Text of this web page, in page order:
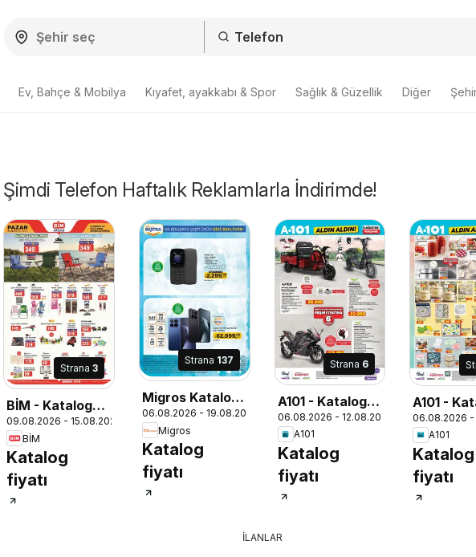
Ev, Bahçe & Mobilya Kıyafet, ayakkabı & Spor Sağlık & Güzellik Diğer
Şimdi Telefon Haftalık Reklamlarla İndirimde!
Strana 3
BİM - Katalog
Pazar
09.08.2026 - 15.08.2026
BİM
Katalog
fiyatı
Strana 137
Migros Katalog
- 5M Migroskop
Dijital
06.08.2026 - 19.08.2026
Migros
Katalog
fiyatı
Strana 6
A101 - Katalog
Aldın Aldın
06.08.2026 - 12.08.2026
A101
Katalog
fiyatı
A101 -
Aldın
06.08.2026 -
A101
Katalog
fiyatı
İLANLAR